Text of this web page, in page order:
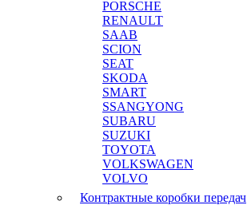
PORSCHE
RENAULT
SAAB
SCION
SEAT
SKODA
SMART
SSANGYONG
SUBARU
SUZUKI
TOYOTA
VOLKSWAGEN
VOLVO
Контрактные коробки передач